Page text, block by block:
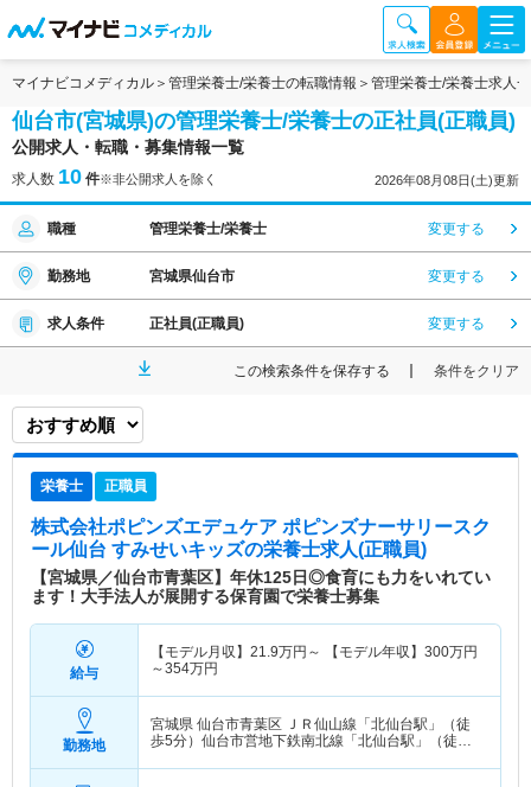
マイナビコメディカル 管理栄養士/栄養士の転職情報 管理栄養士/栄養士求人
仙台市(宮城県)の管理栄養士/栄養士の正社員(正職員)
公開求人・転職・募集情報一覧
求人数 10 件※非公開求人を除く 2026年08月08日(土)更新
職種 管理栄養士/栄養士 変更する
勤務地 宮城県仙台市 変更する
求人条件 正社員(正職員) 変更する
この検索条件を保存する 条件をクリア
栄養士 正職員
株式会社ポピンズエデュケア ポピンズナーサリースク
ール仙台 すみせいキッズの栄養士求人(正職員)
【宮城県／仙台市青葉区】年休125日◎食育にも力をいれてい
ます！大手法人が展開する保育園で栄養士募集
給与
【モデル月収】 21.9万円～ 【モデル年収】 300万円
～354万円
勤務地
宮城県 仙台市青葉区 ＪＲ仙山線「北仙台駅」（徒
歩5分）仙台市営地下鉄南北線「北仙台駅」（徒歩5